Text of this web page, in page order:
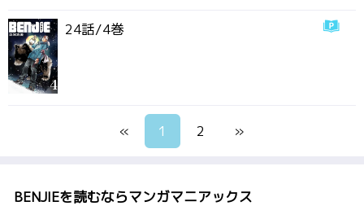
24話/4巻
« 1 2 »
BENJIEを読むならマンガマニアックス